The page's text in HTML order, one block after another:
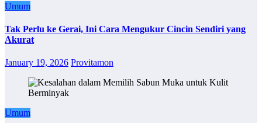
Umum
Tak Perlu ke Gerai, Ini Cara Mengukur Cincin Sendiri yang
Akurat
January 19, 2026 Provitamon
Umum